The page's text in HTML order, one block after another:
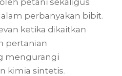
perbanyakan bibit.
ketika dikaitkan
pertanian
mengurangi
kimia sintetis.